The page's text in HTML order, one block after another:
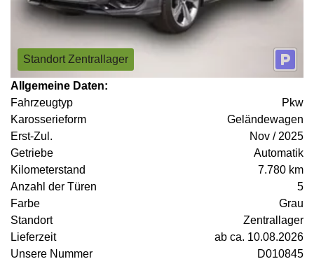
Standort Zentrallager
Allgemeine Daten:
Fahrzeugtyp
Pkw
Karosserieform
Geländewagen
Erst-Zul.
Nov / 2025
Getriebe
Automatik
Kilometerstand
7.780 km
Anzahl der Türen
5
Farbe
Grau
Standort
Zentrallager
Lieferzeit
ab ca. 10.08.2026
Unsere Nummer
D010845